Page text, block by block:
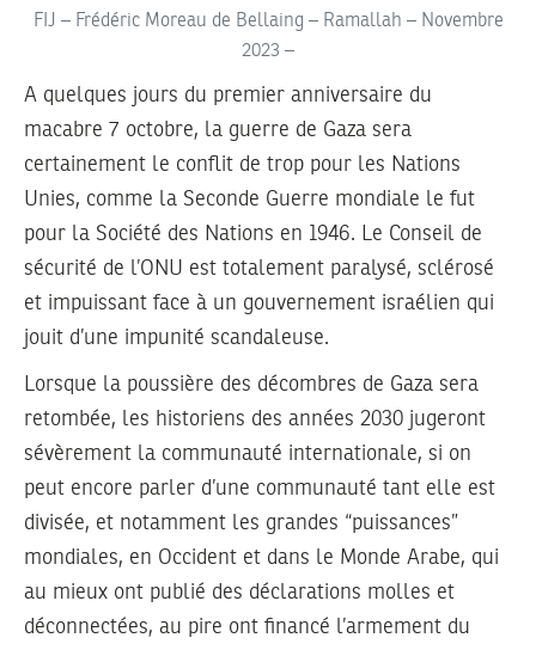
FIJ – Frédéric Moreau de Bellaing – Ramallah – Novembre
2023 –
A quelques jours du premier anniversaire du
macabre 7 octobre, la guerre de Gaza sera
certainement le conflit de trop pour les Nations
Unies, comme la Seconde Guerre mondiale le fut
pour la Société des Nations en 1946. Le Conseil de
sécurité de l’ONU est totalement paralysé, sclérosé
et impuissant face à un gouvernement israélien qui
jouit d’une impunité scandaleuse.
Lorsque la poussière des décombres de Gaza sera
retombée, les historiens des années 2030 jugeront
sévèrement la communauté internationale, si on
peut encore parler d’une communauté tant elle est
divisée, et notamment les grandes “puissances”
mondiales, en Occident et dans le Monde Arabe, qui
au mieux ont publié des déclarations molles et
déconnectées, au pire ont financé l’armement du